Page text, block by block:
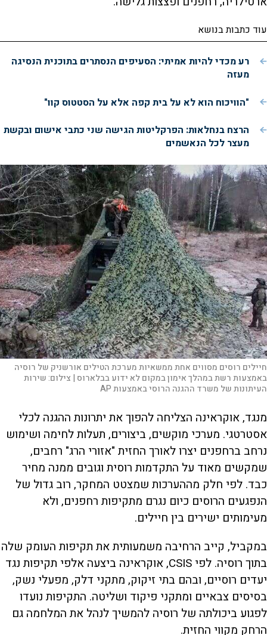
עוד כתבות בנושא
רע מכדי להיות אמיתי: הסעיפים הנסתרים בתוכנית הנסיגה
מעזה
"הוויכוח הוא לא על בית קפה אלא על הסטטוס קוו"
הרצח בנחלאות: הפרקליטות הגישה שני כתבי אישום ובקשת
מעצר לכל הנאשמים
חיילים רוסים מסווים אחת ממשאיות מערכת הטילים אורשניק של רוסיה
באמצעות רשת במהלך אימון במקום לא ידוע בבלארוס | צילום:שירות
העיתונות של משרד ההגנה הרוסי באמצעות AP
מנגד, אוקראינה הצליחה להפוך את יתרונות ההגנה לכלי
אסטרטגי. מערכי מוקשים, ביצורים, תעלות לחימה ושימוש
נרחב ברחפנים יצרו לאורך החזית "אזורי הרג" רחבים,
שמקשים מאוד על התקדמות רוסית וגובים ממנה מחיר
כבד. לפי חלק מההערכות שמצטט המחקר, רוב גדול של
הנפגעים הרוסים כיום נגרם מתקיפות רחפנים, ולא
מעימותים ישירים בין חיילים.
במקביל, קייב הרחיבה משמעותית את תקיפות העומק שלה
בתוך רוסיה. לפי CSIS, אוקראינה ביצעה אלפי תקיפות נגד
יעדים רוסיים, ובהם בתי זיקוק, מתקני דלק, מפעלי נשק,
בסיסים צבאיים ומתקני פיקוד ושליטה. התקיפות נועדו
לפגוע ביכולתה של רוסיה להמשיך לנהל את המלחמה גם
הרחק מקווי החזית.